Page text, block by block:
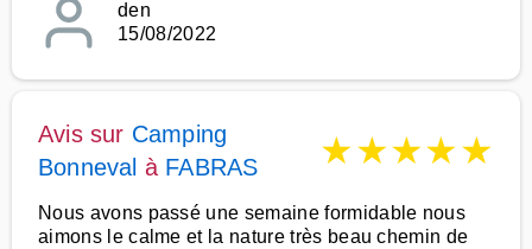
den
15/08/2022
Avis sur Camping
Bonneval à FABRAS ★★★★★
Nous avons passé une semaine formidable nous
aimons le calme et la nature très beau chemin de